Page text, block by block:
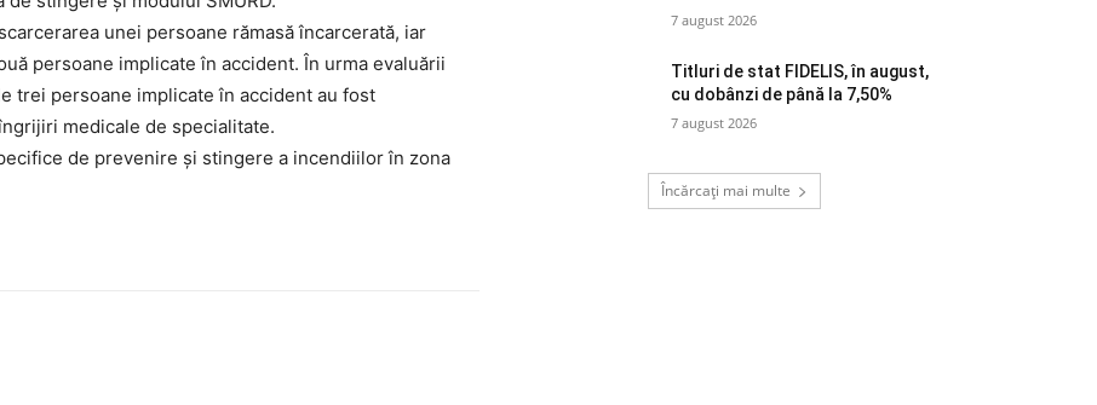
unei persoane rămasă încarcerată, iar
persoane implicate în accident. În urma evaluării
trei persoane implicate în accident au fost
medicale de specialitate.
de prevenire și stingere a incendiilor în zona
7 august 2026
Titluri de stat FIDELIS, în august,
cu dobânzi de până la 7,50%
7 august 2026
Încărcați mai multe